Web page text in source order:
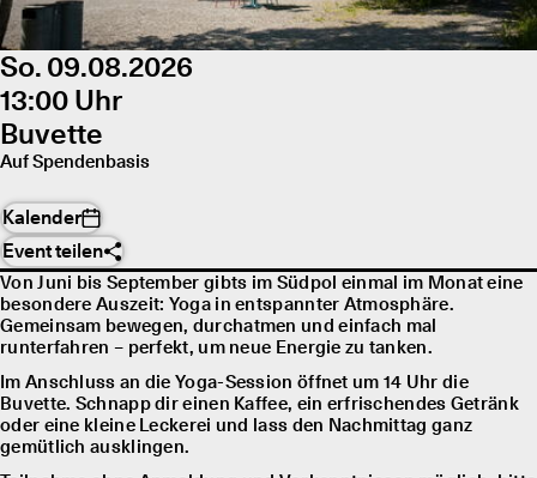
So. 09.08.2026
13:00 Uhr
Buvette
Auf Spendenbasis
Kalender
Event teilen
Von Juni bis September gibts im Südpol einmal im Monat eine
besondere Auszeit: Yoga in entspannter Atmosphäre.
Gemeinsam bewegen, durchatmen und einfach mal
runterfahren – perfekt, um neue Energie zu tanken.
Im Anschluss an die Yoga-Session öffnet um 14 Uhr die
Buvette. Schnapp dir einen Kaffee, ein erfrischendes Getränk
oder eine kleine Leckerei und lass den Nachmittag ganz
gemütlich ausklingen.